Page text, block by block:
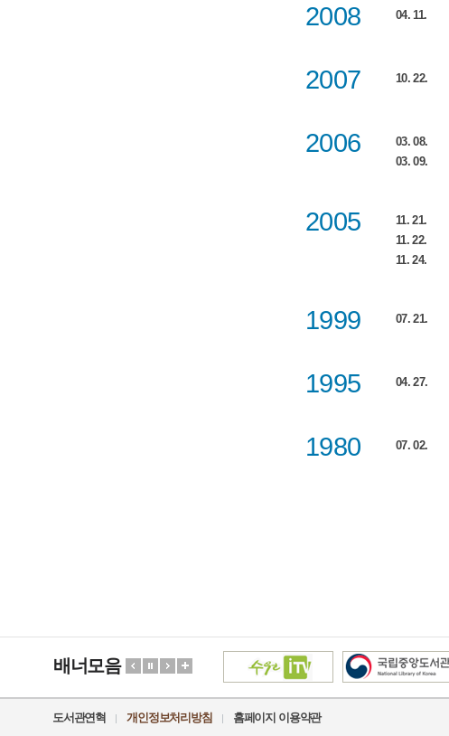
2008 04. 11.
2007 10. 22.
2006 03. 08.
03. 09.
2005 11. 21.
11. 22.
11. 24.
1999 07. 21.
1995 04. 27.
1980 07. 02.
배너모음
도서관연혁 개인정보처리방침 홈페이지 이용약관